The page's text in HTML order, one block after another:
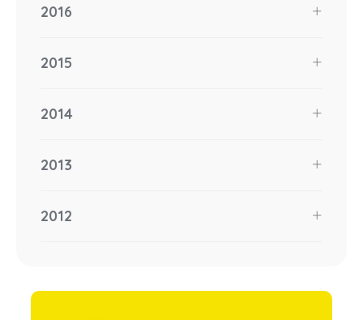
2016
2015
2014
2013
2012